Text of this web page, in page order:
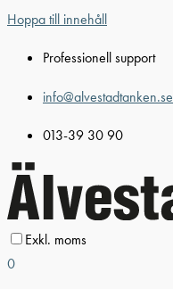
Hoppa till innehåll
Professionell support
info@alvestadtanken.se
013-39 30 90
Exkl. moms
0